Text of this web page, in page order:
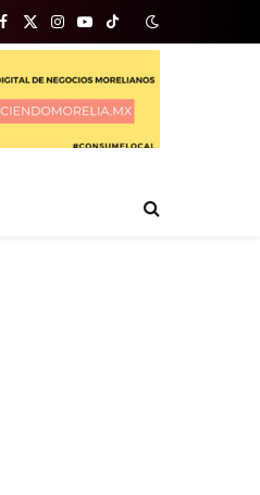
Facebook
X
(Twitter)
Instagram
YouTubeTikTok